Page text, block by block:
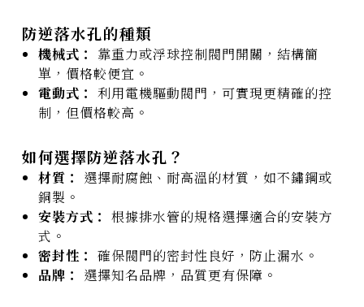
防逆落水孔的種類
機械式：
靠重力或浮球控制閥門開關，結構簡
單，價格較便宜。
電動式： 利用電機驅動閥門，可實現更精確的控
制，但價格較高。
如何選擇防逆落水孔？
材質：
選擇耐腐蝕、耐高溫的材質，如不鏽鋼或
銅製。
安裝方式： 根據排水管的規格選擇適合的安裝方
式。
密封性： 確保閥門的密封性良好，防止漏水。
品牌：
選擇知名品牌，品質更有保障。